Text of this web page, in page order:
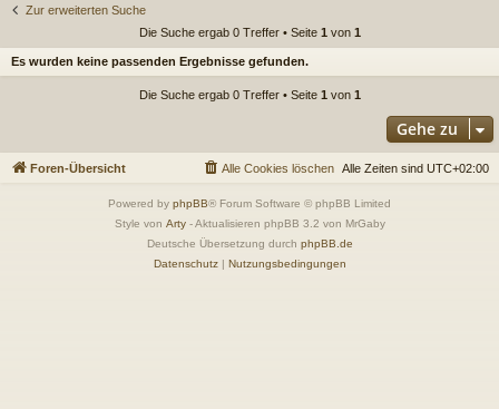
riff
Zur erweiterten Suche
Die Suche ergab 0 Treffer • Seite 1 von 1
Es wurden keine passenden Ergebnisse gefunden.
Die Suche ergab 0 Treffer • Seite 1 von 1
Gehe zu
Foren-Übersicht Alle Zeiten sind UTC+02:00
Alle Cookies löschen
Powered by phpBB® Forum Software © phpBB Limited
Style von Arty- Aktualisieren phpBB 3.2 von MrGaby
Deutsche Übersetzung durch phpBB.de
Datenschutz| Nutzungsbedingungen